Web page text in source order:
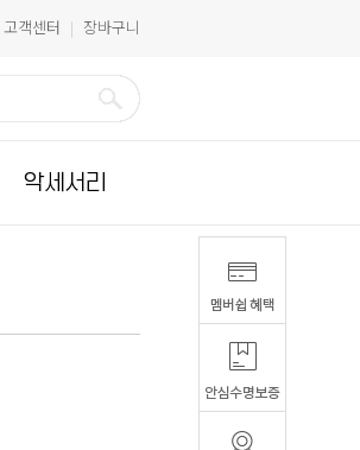
고객센터 | 장바구니
악세서리